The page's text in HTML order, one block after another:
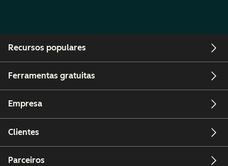
Recursos populares
Ferramentas gratuitas
Empresa
Clientes
Parceiros